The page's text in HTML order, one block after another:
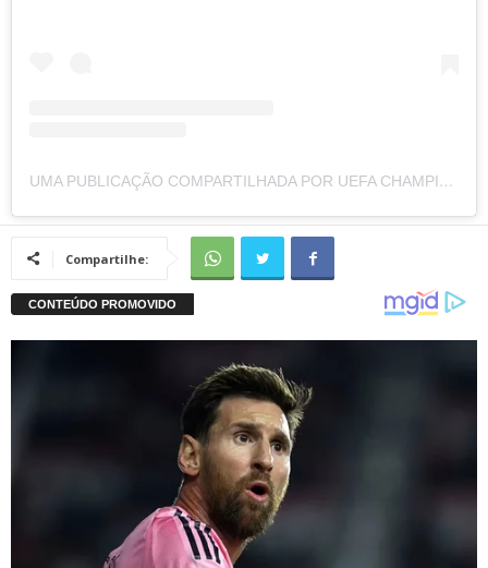
UMA PUBLICAÇÃO COMPARTILHADA POR UEFA CHAMPIONS LEAGUE (@CHAMPIONSLEAGUE)
Compartilhe: